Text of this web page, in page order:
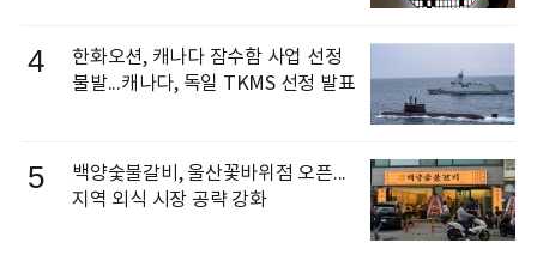
4
한화오션, 캐나다 잠수함 사업 선정
불발...캐나다, 독일 TKMS 선정 발표
5
백양숯불갈비, 울산꽃바위점 오픈...
지역 외식 시장 공략 강화